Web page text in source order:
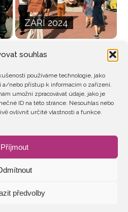
souhlas
používáme technologie, jako
a/nebo přístup k informacím o zařízení.
umožní zpracovávat údaje, jako je
ID na této stránce. Nesouhlas nebo
ovlivnit určité vlastnosti a funkce.
Příjmout
předvolby
ZÁŘÍ 2024
v energetice